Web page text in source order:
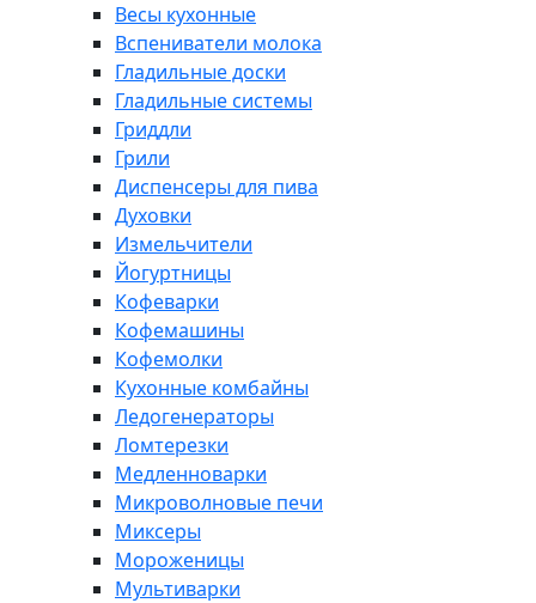
Весы кухонные
Вспениватели молока
Гладильные доски
Гладильные системы
Гриддли
Грили
Диспенсеры для пива
Духовки
Измельчители
Йогуртницы
Кофеварки
Кофемашины
Кофемолки
Кухонные комбайны
Ледогенераторы
Ломтерезки
Медленноварки
Микроволновые печи
Миксеры
Мороженицы
Мультиварки